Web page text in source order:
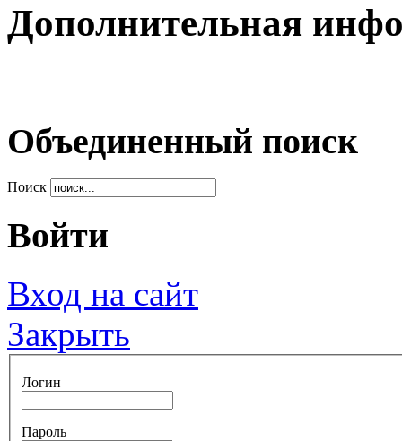
Дополнительная
Объединенный поиск
Поиск
Войти
Вход на сайт
Закрыть
Логин
Пароль